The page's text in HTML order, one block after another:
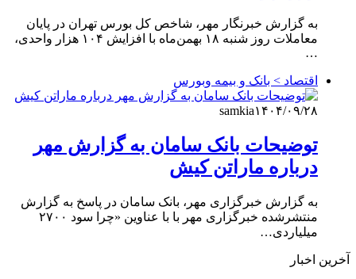
به گزارش خبرنگار مهر، شاخص کل بورس تهران در پایان
معاملات روز شنبه ۱۸ بهمن‌ماه با افزایش ۱۰۴ هزار واحدی،
…
اقتصاد > بانک و بیمه وبورس
samkia۱۴۰۴/۰۹/۲۸
توضیحات بانک سامان به گزارش مهر
درباره ماراتن کیش
به گزارش خبرگزاری مهر، بانک سامان در پاسخ به گزارش
منتشرشده خبرگزاری مهر با با عناوین «چرا سود ۲۷۰۰
میلیاردی…
آخرین اخبار